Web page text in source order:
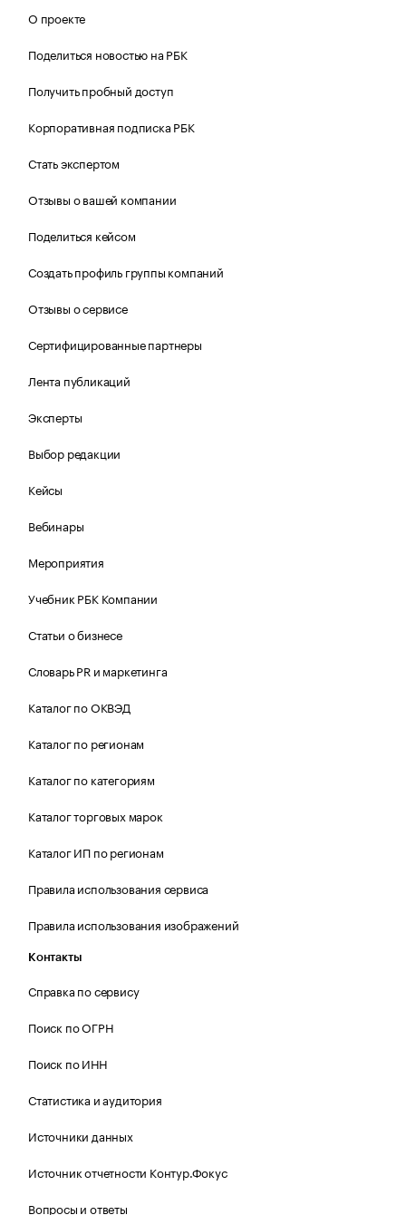
О проекте
Поделиться новостью на РБК
Получить пробный доступ
Корпоративная подписка РБК
Стать экспертом
Отзывы о вашей компании
Поделиться кейсом
Создать профиль группы компаний
Отзывы о сервисе
Сертифицированные партнеры
Лента публикаций
Эксперты
Выбор редакции
Кейсы
Вебинары
Мероприятия
Учебник РБК Компании
Статьи о бизнесе
Словарь PR и маркетинга
Каталог по ОКВЭД
Каталог по регионам
Каталог по категориям
Каталог торговых марок
Каталог ИП по регионам
Правила использования сервиса
Правила использования изображений
Контакты
Справка по сервису
Поиск по ОГРН
Поиск по ИНН
Статистика и аудитория
Источники данных
Источник отчетности Контур.Фокус
Вопросы и ответы